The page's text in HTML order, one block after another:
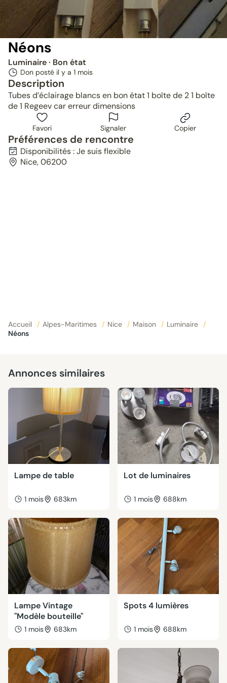
Néons
Luminaire· Bon état
Don posté il y a 1 mois
Description
Tubes d’éclairage blancs en bon état 1 boîte de 2 1 boîte
de 1 Regeev car erreur dimensions
Favori Signaler Copier
Préférences de rencontre
Disponibilités : Je suis flexible
Nice, 06200
Accueil / Alpes-Maritimes / Nice / Maison / Luminaire
/
Néons
Annonces similaires
Lampe de table
1 mois 683km
Lot de luminaires
1 mois 688km
Lampe Vintage
"Modèle bouteille"
1 mois 683km
Spots 4 lumières
1 mois 688km